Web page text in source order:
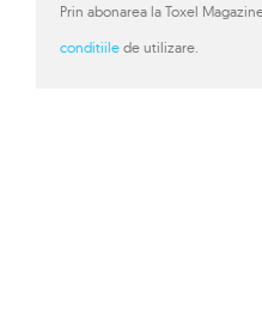
Prin abonarea la Toxel
conditiile de utilizare.